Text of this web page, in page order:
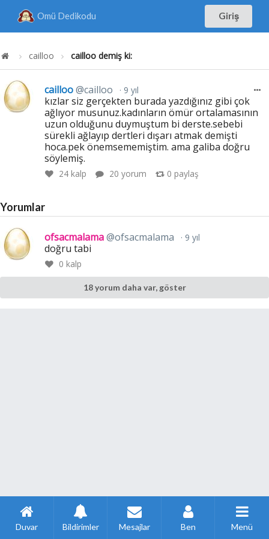
Omü Dedikodu Giriş
cailloo cailloo demiş ki:
cailloo@cailloo 9 yıl
kızlar siz gerçekten burada yazdığınız gibi çok
ağlıyor musunuz.kadınların ömür ortalamasının
uzun olduğunu duymuştum bi derste.sebebi
sürekli ağlayıp dertleri dışarı atmak demişti
hoca.pek önemsememiştim. ama galiba doğru
söylemiş.
24kalp 20 yorum 0 paylaş
Yorumlar
ofsacmalama@ofsacmalama 9 yıl
doğru tabi
0 kalp
18 yorum daha var, göster
Duvar Bildirimler Mesajlar Ben Menü